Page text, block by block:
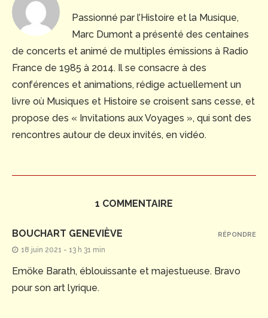
Passionné par l’Histoire et la Musique,
Marc Dumont a présenté des centaines
de concerts et animé de multiples émissions à Radio
France de 1985 à 2014. Il se consacre à des
conférences et animations, rédige actuellement un
livre où Musiques et Histoire se croisent sans cesse, et
propose des « Invitations aux Voyages », qui sont des
rencontres autour de deux invités, en vidéo.
1 COMMENTAIRE
BOUCHART GENEVIÈVE
18 juin 2021 - 13 h 31 min
Emöke Barath, éblouissante et majestueuse. Bravo
pour son art lyrique.
RÉPONDRE